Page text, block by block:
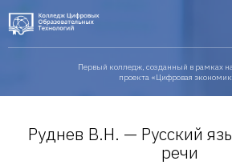
Первый колледж, созданный в рамках
проекта «Цифровая
Руднев В.Н. — Русский
речи